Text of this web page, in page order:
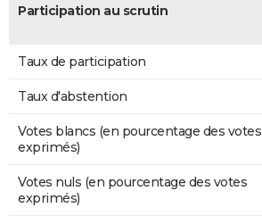
Participation au scrutin
Taux de participation
Taux d'abstention
Votes blancs (en pourcentage des votes
exprimés)
Votes nuls (en pourcentage des votes
exprimés)